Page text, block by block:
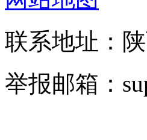
联系地址
举报邮箱：